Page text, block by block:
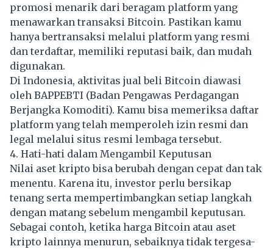
promosi menarik dari beragam platform yang
menawarkan transaksi Bitcoin. Pastikan kamu
hanya bertransaksi melalui platform yang resmi
dan terdaftar, memiliki reputasi baik, dan mudah
digunakan.
Di Indonesia, aktivitas jual beli Bitcoin diawasi
oleh BAPPEBTI (Badan Pengawas Perdagangan
Berjangka Komoditi). Kamu bisa memeriksa daftar
platform yang telah memperoleh izin resmi dan
legal melalui situs resmi lembaga tersebut.
4. Hati-hati dalam Mengambil Keputusan
Nilai aset kripto bisa berubah dengan cepat dan tak
menentu. Karena itu, investor perlu bersikap
tenang serta mempertimbangkan setiap langkah
dengan matang sebelum mengambil keputusan.
Sebagai contoh, ketika harga Bitcoin atau aset
kripto lainnya menurun, sebaiknya tidak tergesa-